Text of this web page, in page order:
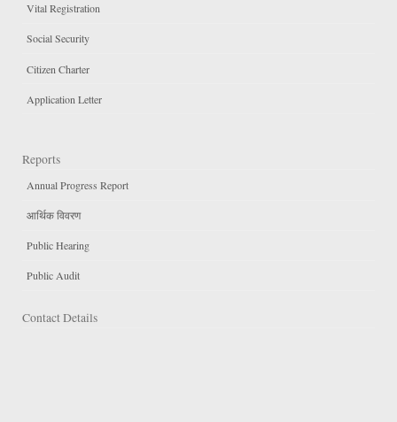
Vital Registration
Social Security
Citizen Charter
Application Letter
Reports
Annual Progress Report
आर्थिक विवरण
Public Hearing
Public Audit
Contact Details